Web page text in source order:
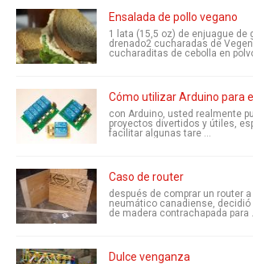
Ensalada de pollo vegano
1 lata (15,5 oz) de enjuague de
drenado2 cucharadas de
cucharaditas de cebolla en
Cómo utilizar Arduino para
con Arduino, usted realmente
proyectos divertidos y útiles,
facilitar algunas tare ...
Caso de router
después de comprar un router
neumático canadiense,
de madera contrachapada para
Dulce venganza